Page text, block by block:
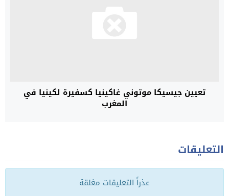
تعيين جيسيكا موتوني غاكينيا كسفيرة لكينيا في
المغرب
التعليقات
عذراً التعليقات مغلقة